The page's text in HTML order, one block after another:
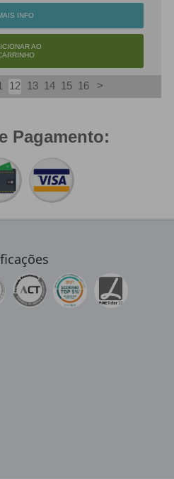
INFO
AO
12 13 14 15 16 >
Pagamento: